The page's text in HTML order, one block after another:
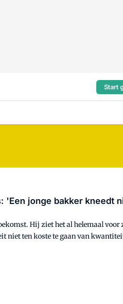
Start
'Een jonge bakker kneedt
Hij ziet het al helemaal
niet ten koste te gaan van